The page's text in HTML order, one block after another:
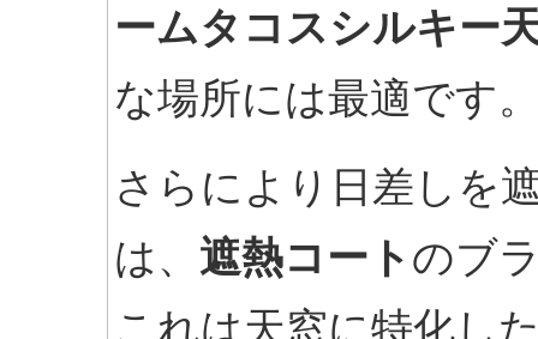
ームタコスシルキー
な場所には最適です
さらにより日差しを
は、 遮熱コート のブ
これは天窓に特化し